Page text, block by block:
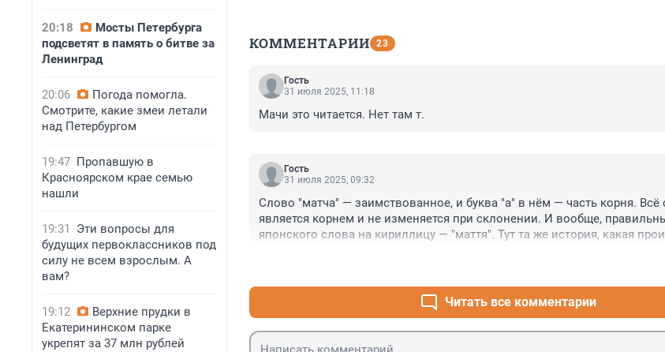
20:18
Мосты Петербурга
подсветят в память о битве за
Ленинград
20:06
Погода помогла.
Смотрите, какие змеи летали
над Петербургом
19:47 Пропавшую в
Красноярском крае семью
нашли
19:31
Эти вопросы для
будущих первоклассников под
силу не всем взрослым. А
вам?
19:12
Верхние прудки в
Екатерининском парке
укрепят за 37 млн рублей
КОММЕНТАРИИ 23
Гость
31 июля 2025, 11:18
Мачи это читается. Нет там т.
Гость
31 июля 2025, 09:32
Слово "матча" — заимствованное, и буква "а" в нём — часть корня.
является корнем и не изменяется при склонении. И вообще,
японского слова на кириллицу — "маття". Тут та же история, какая
Читать все комментарии